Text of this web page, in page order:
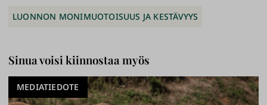
LUONNON MONIMUOTOISUUS JA KESTÄVYYS
Sinua voisi kiinnostaa myös
MEDIATIEDOTE